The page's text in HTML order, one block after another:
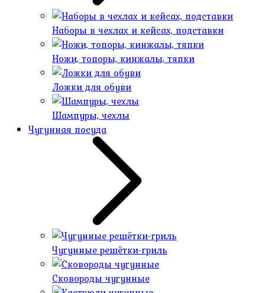
Наборы в чехлах и кейсах, подставки
Ножи, топоры, кинжалы, тяпки
Ложки для обуви
Шампуры, чехлы
Чугунная посуда
Чугунные решётки-гриль
Сковороды чугунные